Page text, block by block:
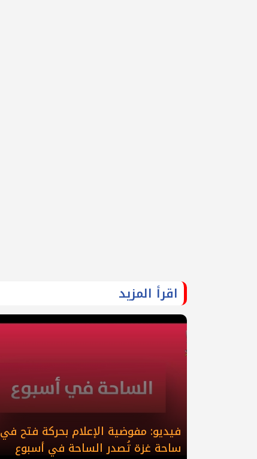
اقرأ المزيد
فيديو: مفوضية الإعلام بحركة فتح في
ساحة غزة تُصدر الساحة في أسبوع